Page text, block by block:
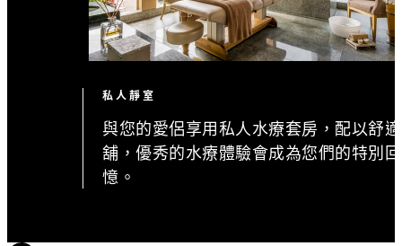
私人靜室
與您的愛侶享用私人水療套房，配以舒
舖，優秀的水療體驗會成為您們的特別回
憶。